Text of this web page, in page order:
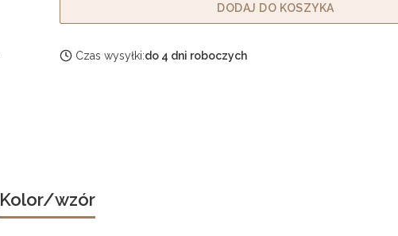
DODAJ DO KOSZYKA
Czas wysyłki:do 4 dni roboczych
Kolor/wzór